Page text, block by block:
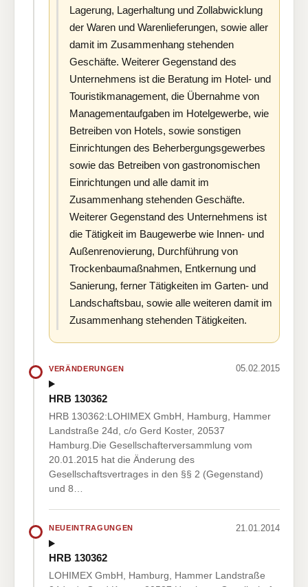
Lagerung, Lagerhaltung und Zollabwicklung
der Waren und Warenlieferungen, sowie aller
damit im Zusammenhang stehenden
Geschäfte. Weiterer Gegenstand des
Unternehmens ist die Beratung im Hotel- und
Touristikmanagement, die Übernahme von
Managementaufgaben im Hotelgewerbe, wie
Betreiben von Hotels, sowie sonstigen
Einrichtungen des Beherbergungsgewerbes
sowie das Betreiben von gastronomischen
Einrichtungen und alle damit im
Zusammenhang stehenden Geschäfte.
Weiterer Gegenstand des Unternehmens ist
die Tätigkeit im Baugewerbe wie Innen- und
Außenrenovierung, Durchführung von
Trockenbaumaßnahmen, Entkernung und
Sanierung, ferner Tätigkeiten im Garten- und
Landschaftsbau, sowie alle weiteren damit im
Zusammenhang stehenden Tätigkeiten.
VERÄNDERUNGEN 05.02.2015
HRB 130362
HRB 130362:LOHIMEX GmbH, Hamburg, Hammer
Landstraße 24d, c/o Gerd Koster, 20537
Hamburg.Die Gesellschafterversammlung vom
20.01.2015 hat die Änderung des
Gesellschaftsvertrages in den §§ 2 (Gegenstand)
und 8…
NEUEINTRAGUNGEN 21.01.2014
HRB 130362
LOHIMEX GmbH, Hamburg, Hammer Landstraße